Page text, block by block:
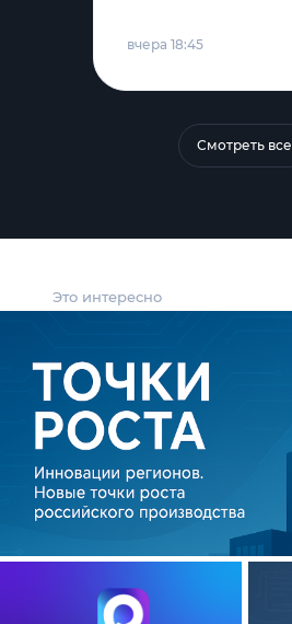
Это интересно
вчера 18:45
Смотреть все